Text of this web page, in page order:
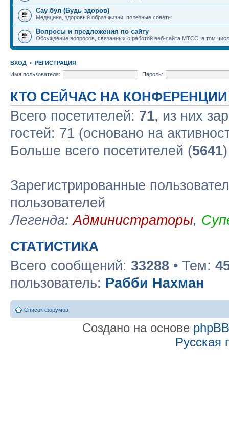
Сау бул (Будь здоров)
Медицина, здоровый образ жизни, полезные советы
Вопросы и предложения по сайту
Обсуждение вопросов, связанных с работой веб-сайта МТСС, в том
ВХОД • РЕГИСТРАЦИЯ
Имя пользователя:
Пароль:
КТО СЕЙЧАС НА КОНФЕРЕНЦИИ
Всего посетителей: 71, из них
гостей: 71 (основано на
Больше всего посетителей (5641
Зарегистрированные
пользователей
Легенда:Администраторы,
СТАТИСТИКА
Всего сообщений: 33288 • Тем:
пользователь: Рабби Нахман
Список форумов
Создано на основе phpBB
Русская